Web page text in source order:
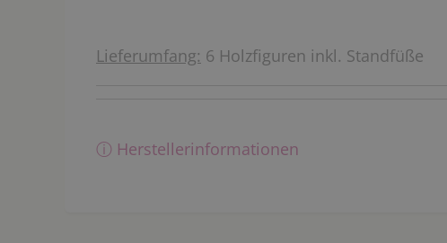
Lieferumfang: 6 Holzfiguren inkl. Standfüße
ⓘ Herstellerinformationen